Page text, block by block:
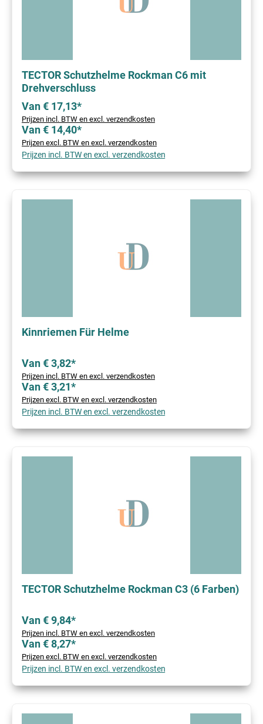
TECTOR Schutzhelme Rockman C6 mit
Drehverschluss
Van € 17,13*
Prijzen incl. BTW en excl. verzendkosten
Van € 14,40*
Prijzen excl. BTW en excl. verzendkosten
Prijzen incl. BTW en excl. verzendkosten
Kinnriemen Für Helme
Van € 3,82*
Prijzen incl. BTW en excl. verzendkosten
Van € 3,21*
Prijzen excl. BTW en excl. verzendkosten
Prijzen incl. BTW en excl. verzendkosten
TECTOR Schutzhelme Rockman C3 (6 Farben)
Van € 9,84*
Prijzen incl. BTW en excl. verzendkosten
Van € 8,27*
Prijzen excl. BTW en excl. verzendkosten
Prijzen incl. BTW en excl. verzendkosten